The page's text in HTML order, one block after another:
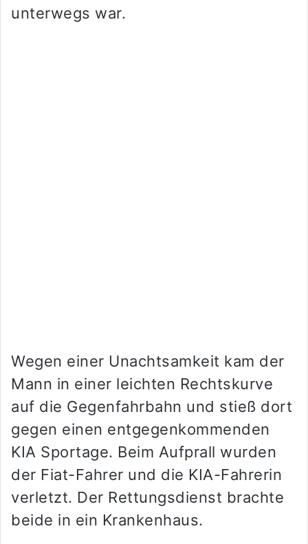
unterwegs war.
Wegen einer Unachtsamkeit kam der
Mann in einer leichten Rechtskurve
auf die Gegenfahrbahn und stieß dort
gegen einen entgegenkommenden
KIA Sportage. Beim Aufprall wurden
der Fiat-Fahrer und die KIA-Fahrerin
verletzt. Der Rettungsdienst brachte
beide in ein Krankenhaus.